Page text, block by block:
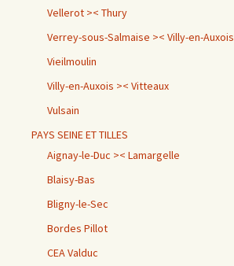
Vellerot >< Thury
Verrey-sous-Salmaise >< Villy-en-Auxois
Vieilmoulin
Villy-en-Auxois >< Vitteaux
Vulsain
PAYS SEINE ET TILLES
Aignay-le-Duc >< Lamargelle
Blaisy-Bas
Bligny-le-Sec
Bordes Pillot
CEA Valduc